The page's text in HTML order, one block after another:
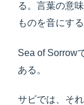
る。言葉の意
ものを音にする
Sea of Sorrow
ある。
サビでは、そ